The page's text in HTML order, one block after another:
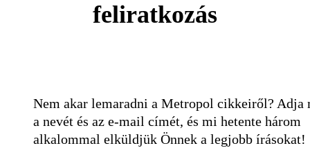
feliratkozás
Nem akar lemaradni a Metropol cikkeiről? Adja
a nevét és az e-mail címét, és mi hetente három
alkalommal elküldjük Önnek a legjobb írásokat!